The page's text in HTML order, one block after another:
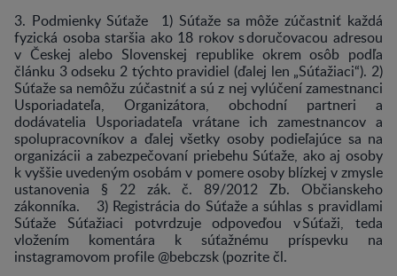
3. Podmienky Súťaže 1) Súťaže sa môže zúčastniť každá
fyzická osoba staršia ako 18 rokov s doručovacou adresou
v Českej alebo Slovenskej republike okrem osôb podľa
článku 3 odseku 2 týchto pravidiel (ďalej len „Súťažiaci“). 2)
Súťaže sa nemôžu zúčastniť a sú z nej vylúčení zamestnanci
Usporiadateľa, Organizátora, obchodní partneri a
dodávatelia Usporiadateľa vrátane ich zamestnancov a
spolupracovníkov a ďalej všetky osoby podieľajúce sa na
organizácii a zabezpečovaní priebehu Súťaže, ako aj osoby
k vyššie uvedeným osobám v pomere osoby blízkej v zmysle
ustanovenia § 22 zák. č. 89/2012 Zb. Občianskeho
zákonníka. 3) Registrácia do Súťaže a súhlas s pravidlami
Súťaže Súťažiaci potvrdzuje odpoveďou v Súťaži, teda
vložením komentára k súťažnému príspevku na
instagramovom profile @bebczsk (pozrite čl.